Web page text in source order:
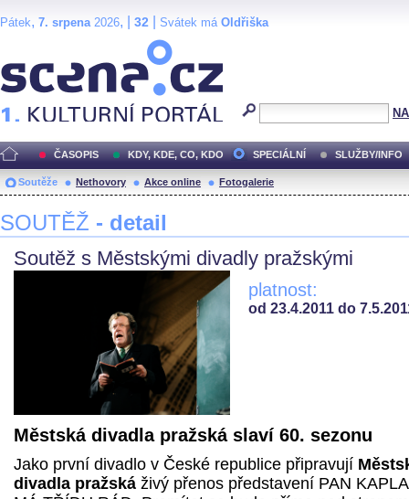
Pátek, 7. srpena2026, | 32 Svátek má Oldřiška
ČASOPIS KDY, KDE, CO, KDO SPECIÁLNÍ SLUŽBY/INFO
Soutěže Nethovory Akce online Fotogalerie
SOUTĚŽ - detail
Soutěž s Městskými divadly pražskými
platnost:
od 23.4.2011 do
Městská divadla pražská slaví 60. sezonu
Jako první divadlo v České republice připravují
divadla pražská živý přenos představení PAN